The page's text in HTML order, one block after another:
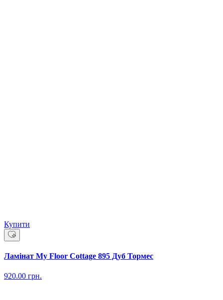
Купити
Ламінат My Floor Cottage 895 Дуб Тормес
920.00 грн.